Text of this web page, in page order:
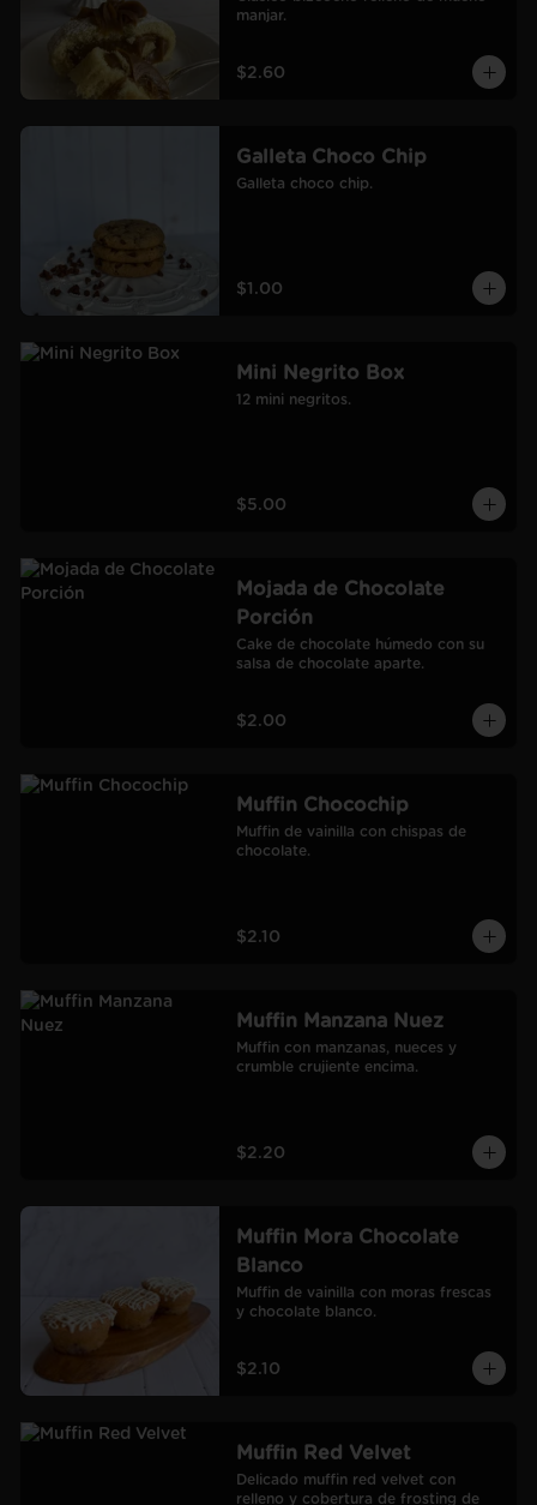
manjar.
$2.60
Galleta Choco Chip
Galleta choco chip.
$1.00
Mini Negrito Box
12 mini negritos.
$5.00
Mojada de Chocolate
Porción
Cake de chocolate húmedo con su
salsa de chocolate aparte.
$2.00
Muffin Chocochip
Muffin de vainilla con chispas de
chocolate.
$2.10
Muffin Manzana Nuez
Muffin con manzanas, nueces y
crumble crujiente encima.
$2.20
Muffin Mora Chocolate
Blanco
Muffin de vainilla con moras frescas
y chocolate blanco.
$2.10
Muffin Red Velvet
Delicado muffin red velvet con
relleno y cobertura de frosting de